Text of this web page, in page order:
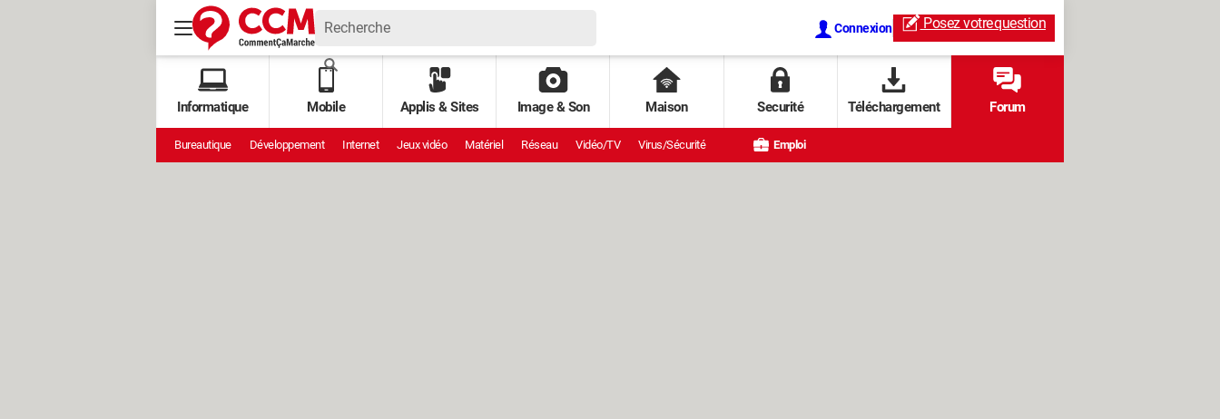
Connexion Posez votrequestion
Informatique Mobile Applis & Sites Image & Son Maison Securité Téléchargement Forum
Bureautique Développement Internet Jeux vidéo Matériel Réseau Vidéo/TV Virus/Sécurité Emploi